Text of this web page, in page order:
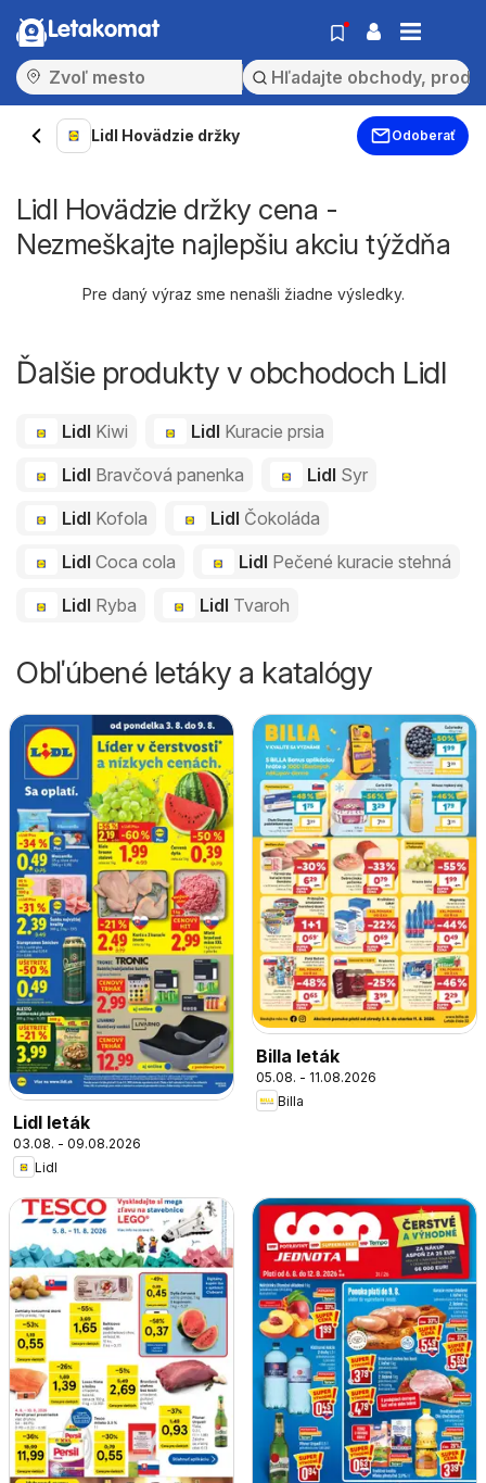
Letakomat
Lidl Hovädzie držky Odoberať
Lidl Hovädzie držky cena -
Nezmeškajte najlepšiu akciu týždňa
Pre daný výraz sme nenašli žiadne výsledky.
Ďalšie produkty v obchodoch Lidl
Lidl Kiwi Lidl Kuracie prsia
Lidl Bravčová panenka Lidl Syr
Lidl Kofola Lidl Čokoláda
Lidl Coca cola Lidl Pečené kuracie stehná
Lidl Ryba Lidl Tvaroh
Obľúbené letáky a katalógy
Lidl leták
03.08. - 09.08.2026
Lidl
Billa leták
05.08. - 11.08.2026
Billa